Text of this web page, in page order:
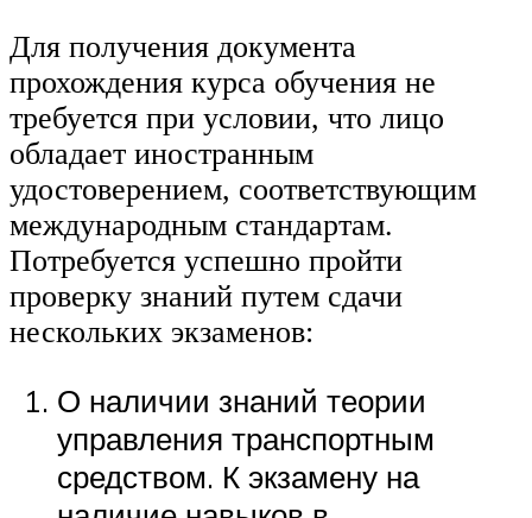
Для получения документа
прохождения курса обучения не
требуется при условии, что лицо
обладает иностранным
удостоверением, соответствующим
международным стандартам.
Потребуется успешно пройти
проверку знаний путем сдачи
нескольких экзаменов:
О наличии знаний теории
управления транспортным
средством. К экзамену на